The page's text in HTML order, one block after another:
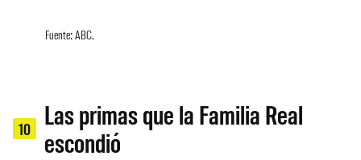
Fuente: ABC.
10
Las primas que la Familia Real
escondió